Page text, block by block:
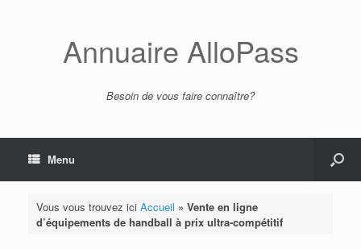
Annuaire AlloPass
Besoin de vous faire connaître?
Menu
Vous vous trouvez ici Accueil » Vente en ligne
d’équipements de handball à prix ultra-compétitif